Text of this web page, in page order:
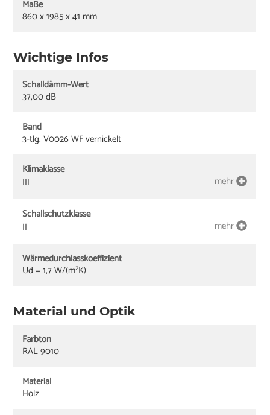
Maße
860 x 1985 x 41 mm
Wichtige Infos
Schalldämm-Wert
37,00 dB
Band
3-tlg. V0026 WF vernickelt
Klimaklasse
III
mehr
Schallschutzklasse
II
mehr
Wärmedurchlasskoeffizient
Ud = 1,7 W/(m²K)
Material und Optik
Farbton
RAL 9010
Material
Holz